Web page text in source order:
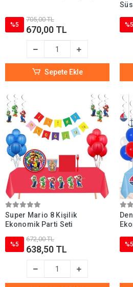
%5
705,00 TL
670,00 TL
Sepete Ekle
%5
Super Mario 8 Kişilik
Ekonomik Parti Seti
%5
672,00 TL
638,50 TL %5